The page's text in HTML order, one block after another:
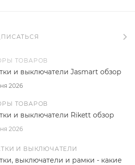
ТОВАРОВ
2026
и выключатели Jasmart обзор
ТОВАРОВ
2026
и выключатели Rikett обзор
И ВЫКЛЮЧАТЕЛИ
выключатели и рамки - какие